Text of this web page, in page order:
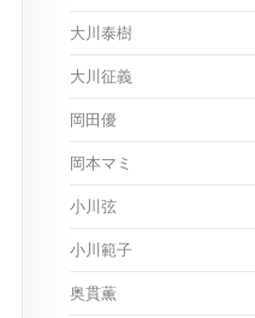
大川泰樹
大川征義
岡田優
岡本マミ
小川弦
小川範子
奥貫薫